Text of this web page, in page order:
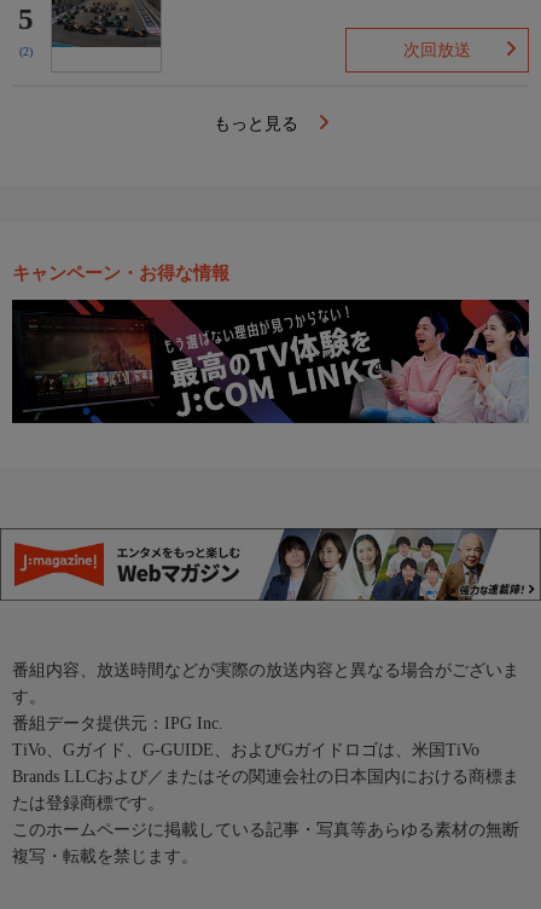
5
(2) 次回放送
もっと見る
キャンペーン・お得な情報
番組内容、放送時間などが実際の放送内容と異なる場合がございま
す。
番組データ提供元：IPG Inc.
TiVo、Gガイド、G-GUIDE、およびGガイドロゴは、米国TiVo
Brands LLCおよび／またはその関連会社の日本国内における商標ま
たは登録商標です。
このホームページに掲載している記事・写真等あらゆる素材の無断
複写・転載を禁じます。